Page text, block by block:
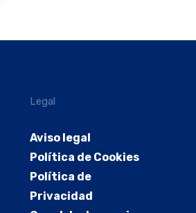
Legal
Aviso legal
Política de Cookies
Política de
Privacidad